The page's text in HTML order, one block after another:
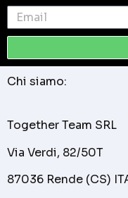
Chi siamo:
Together Team SRL
Via Verdi, 82/50T
87036 Rende (CS)